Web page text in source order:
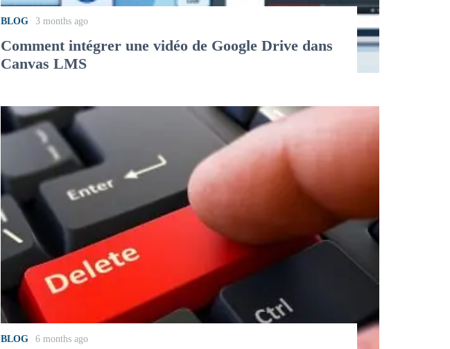
BLOG 3 months ago
Comment intégrer une vidéo de Google Drive dans
Canvas LMS
BLOG 6 months ago